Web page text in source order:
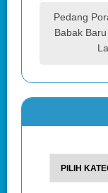
Pedang
Babak